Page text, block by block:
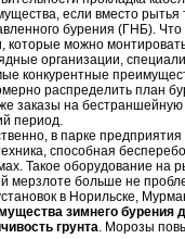
если вместо рытья
бурения (ГНБ). Что
которые можно
организации,
конкурентные
распределить план
заказы на бестраншейную
период.
в парке
способная
Такое оборудование на
мерзлоте больше не
в Норильске,
зимнего бурения
грунта. Морозы